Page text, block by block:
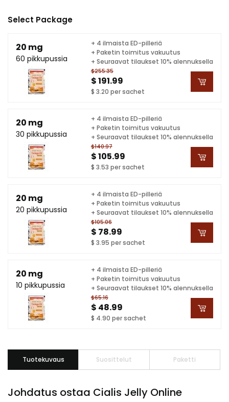
Select Package
20 mg
60 pikkupussia
$255.35
$ 191.99
$ 3.20 per sachet
+ 4 ilmaista ED-pilleriä
+ Paketin toimitus vakuutus
+ Seuraavat tilaukset 10% alennuksella
20 mg
30 pikkupussia
$140.97
$ 105.99
$ 3.53 per sachet
+ 4 ilmaista ED-pilleriä
+ Paketin toimitus vakuutus
+ Seuraavat tilaukset 10% alennuksella
20 mg
20 pikkupussia
$105.06
$ 78.99
$ 3.95 per sachet
+ 4 ilmaista ED-pilleriä
+ Paketin toimitus vakuutus
+ Seuraavat tilaukset 10% alennuksella
20 mg
10 pikkupussia
$65.16
$ 48.99
$ 4.90 per sachet
+ 4 ilmaista ED-pilleriä
+ Paketin toimitus vakuutus
+ Seuraavat tilaukset 10% alennuksella
Tuotekuvaus Suosittelut Paketti
Johdatus ostaa Cialis Jelly Online